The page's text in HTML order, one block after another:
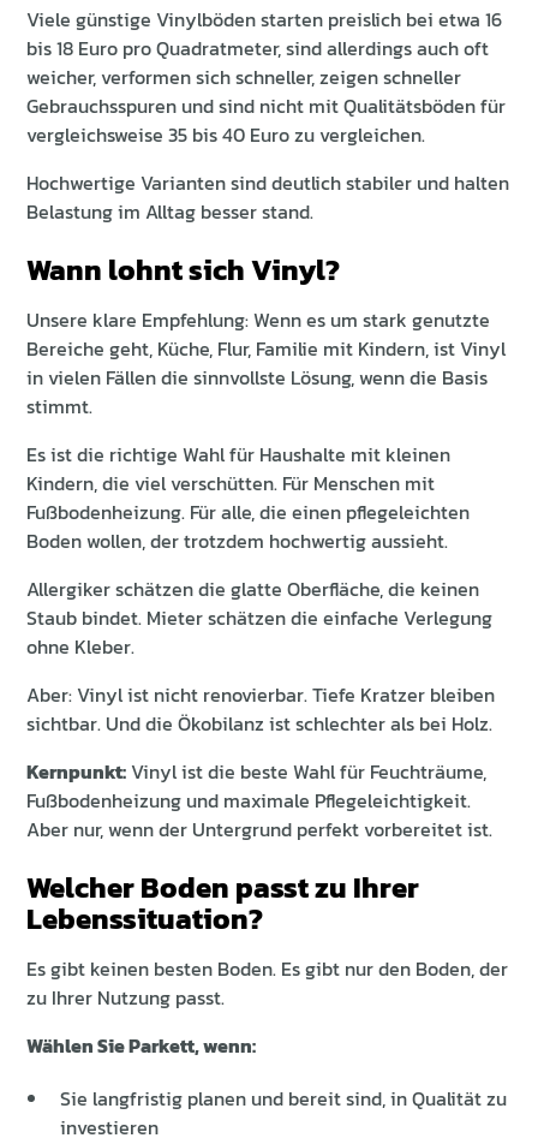
Viele günstige Vinylböden starten preislich bei etwa 16
bis 18 Euro pro Quadratmeter, sind allerdings auch oft
weicher, verformen sich schneller, zeigen schneller
Gebrauchsspuren und sind nicht mit Qualitätsböden für
vergleichsweise 35 bis 40 Euro zu vergleichen.
Hochwertige Varianten sind deutlich stabiler und halten
Belastung im Alltag besser stand.
Wann lohnt sich Vinyl?
Unsere klare Empfehlung: Wenn es um stark genutzte
Bereiche geht, Küche, Flur, Familie mit Kindern, ist Vinyl
in vielen Fällen die sinnvollste Lösung, wenn die Basis
stimmt.
Es ist die richtige Wahl für Haushalte mit kleinen
Kindern, die viel verschütten. Für Menschen mit
Fußbodenheizung. Für alle, die einen pflegeleichten
Boden wollen, der trotzdem hochwertig aussieht.
Allergiker schätzen die glatte Oberfläche, die keinen
Staub bindet. Mieter schätzen die einfache Verlegung
ohne Kleber.
Aber: Vinyl ist nicht renovierbar. Tiefe Kratzer bleiben
sichtbar. Und die Ökobilanz ist schlechter als bei Holz.
Kernpunkt: Vinyl ist die beste Wahl für Feuchträume,
Fußbodenheizung und maximale Pflegeleichtigkeit.
Aber nur, wenn der Untergrund perfekt vorbereitet ist.
Welcher Boden passt zu Ihrer
Lebenssituation?
Es gibt keinen besten Boden. Es gibt nur den Boden, der
zu Ihrer Nutzung passt.
Wählen Sie Parkett, wenn:
Sie langfristig planen und bereit sind, in Qualität zu
investieren